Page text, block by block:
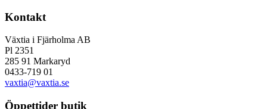
Kontakt
Växtia i Fjärholma AB
Pl 2351
285 91 Markaryd
0433-719 01
vaxtia@vaxtia.se
Öppettider butik